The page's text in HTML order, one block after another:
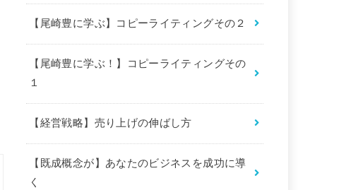
【尾崎豊に学ぶ】コピーライティングその２
【尾崎豊に学ぶ！】コピーライティングその
１
【経営戦略】売り上げの伸ばし方
【既成概念が】あなたのビジネスを成功に導
く